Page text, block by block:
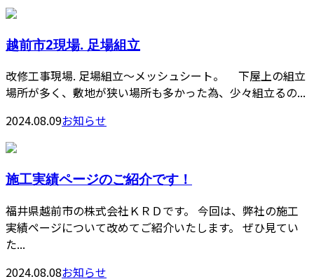
越前市2現場. 足場組立
改修工事現場. 足場組立〜メッシュシート。 下屋上の組立
場所が多く、敷地が狭い場所も多かった為、少々組立るの...
2024.08.09お知らせ
施工実績ページのご紹介です！
福井県越前市の株式会社ＫＲＤです。 今回は、弊社の施工
実績ページについて改めてご紹介いたします。 ぜひ見てい
た...
2024.08.08お知らせ